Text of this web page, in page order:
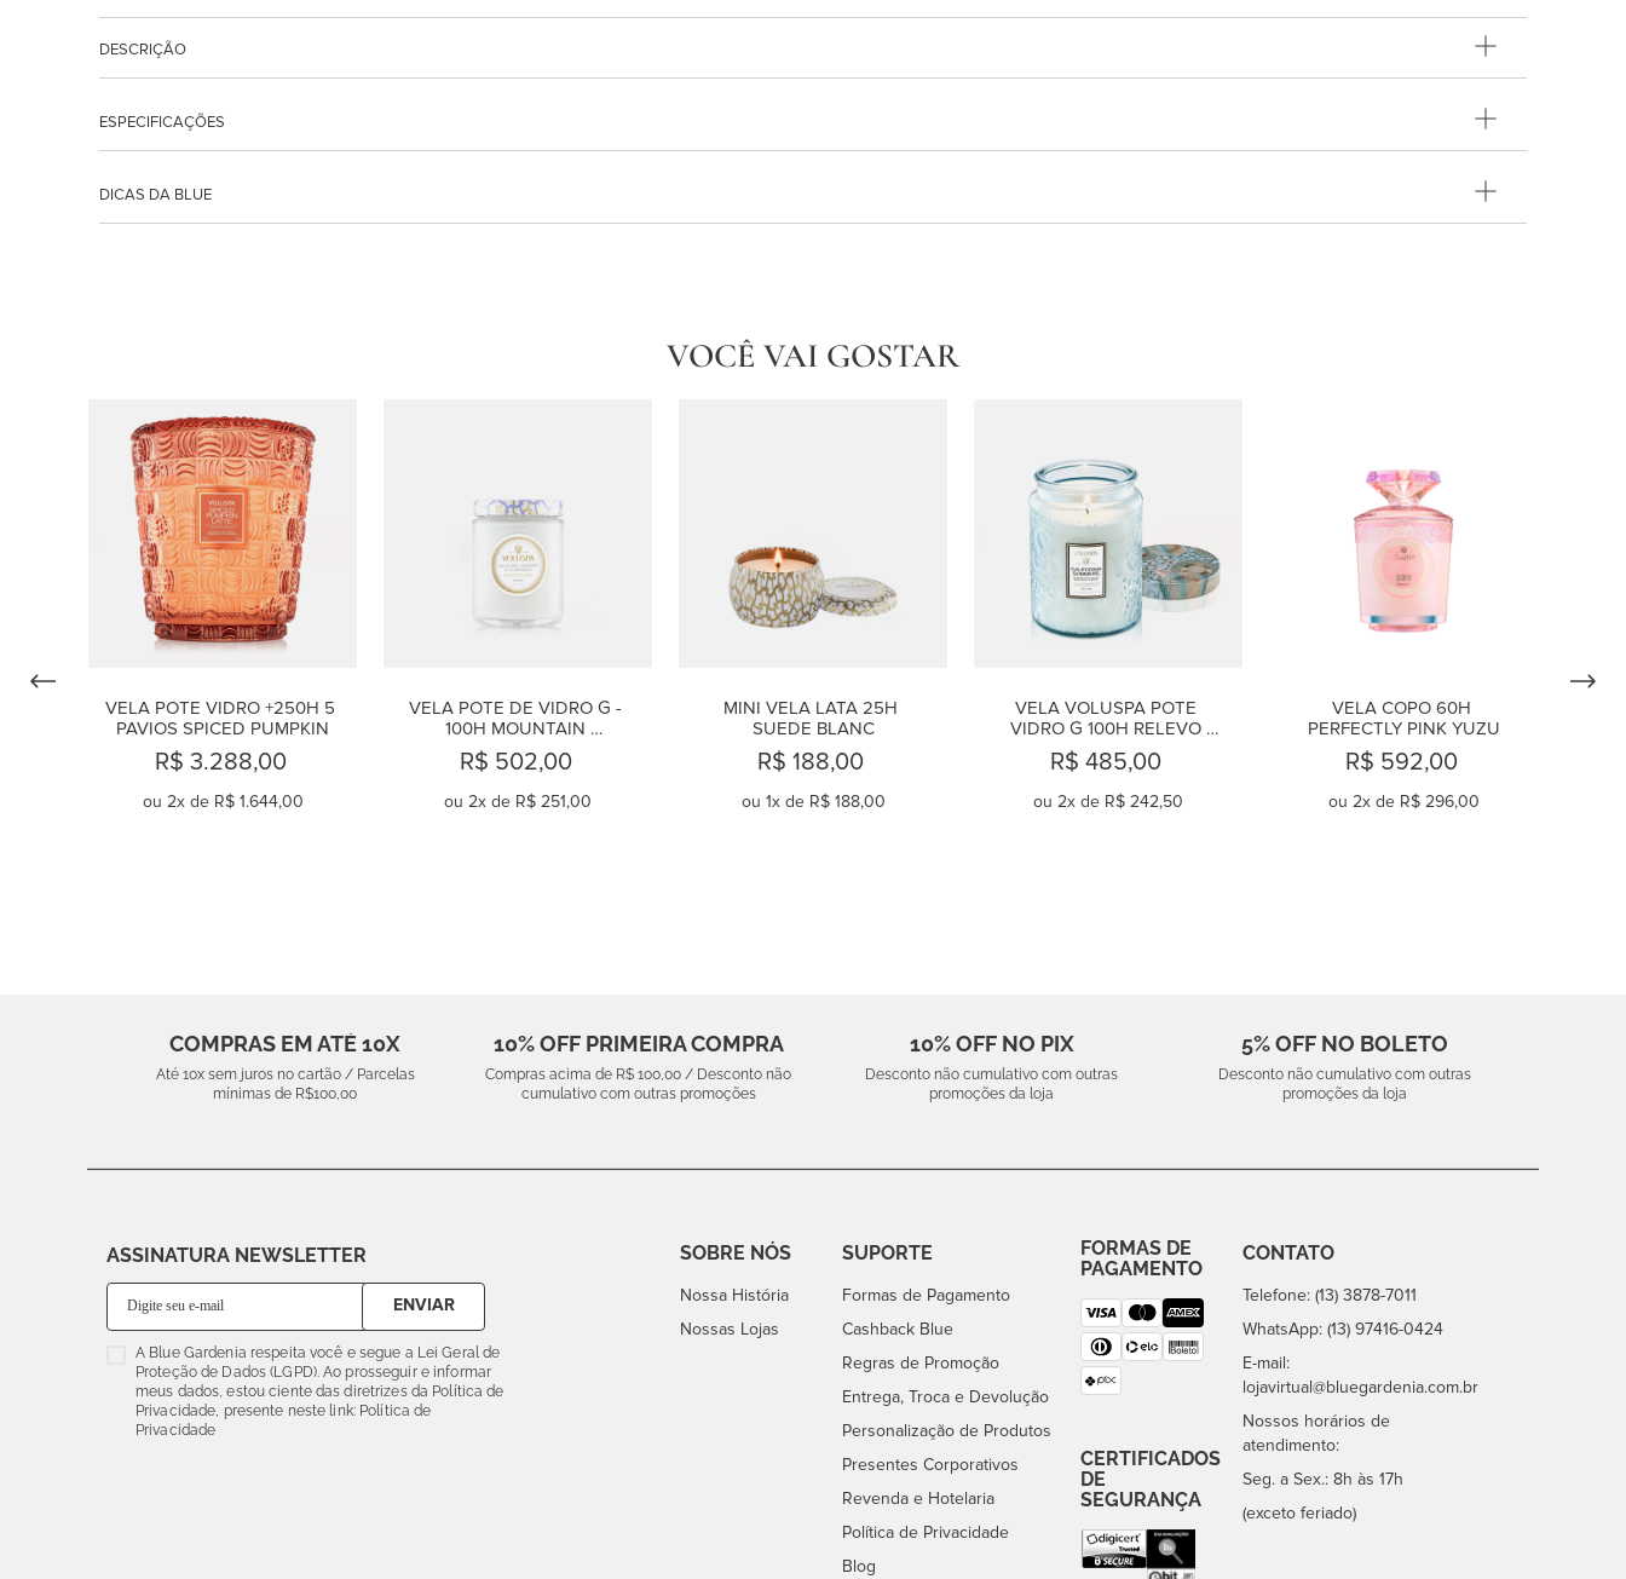
DESCRIÇÃO
ESPECIFICAÇÕES
DICAS DA BLUE
VOCÊ VAI GOSTAR
VELA POTE VIDRO +250H 5
PAVIOS SPICED PUMPKIN
R$ 3.288,00
ou 2x de R$ 1.644,00
VELA POTE DE VIDRO G -
100H MOUNTAIN
LAVENDER E CHAMOMILE
R$ 502,00
ou 2x de R$ 251,00
MINI VELA LATA 25H
SUEDE BLANC
R$ 188,00
ou 1x de R$ 188,00
VELA VOLUSPA POTE
VIDRO G 100H RELEVO
CALIFORNIA SUMMERS
R$ 485,00
ou 2x de R$ 242,50
VELA COPO 60H
PERFECTLY PINK YUZU
R$ 592,00
ou 2x de R$ 296,00
COMPRAS EM ATÉ 10X
Até 10x sem juros no cartão / Parcelas
mínimas de R$100,00
10% OFF PRIMEIRA COMPRA
Compras acima de R$ 100,00 / Desconto não
cumulativo com outras promoções
10% OFF NO PIX
Desconto não cumulativo com outras
promoções da loja
5% OFF NO BOLETO
Desconto não cumulativo com outras
promoções da loja
ASSINATURA NEWSLETTER
ENVIAR
A Blue Gardenia respeita você e segue a Lei Geral de
Proteção de Dados (LGPD). Ao prosseguir e informar
meus dados, estou ciente das diretrizes da Política de
Privacidade, presente neste link: Política de
Privacidade
SOBRE NÓS
Nossa História
Nossas Lojas
SUPORTE
Formas de Pagamento
Cashback Blue
Regras de Promoção
Entrega, Troca e Devolução
Personalização de Produtos
Presentes Corporativos
Revenda e Hotelaria
Política de Privacidade
Blog
FORMAS DE
PAGAMENTO
CERTIFICADOS
DE
SEGURANÇA
CONTATO
Telefone: (13) 3878-7011
WhatsApp: (13) 97416-0424
E-mail:
lojavirtual@bluegardenia.com.br
Nossos horários de
atendimento:
Seg. a Sex.: 8h às 17h
(exceto feriado)